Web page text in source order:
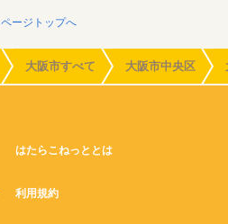
ページトップへ
大阪市すべて 大阪市中央区
はたらこねっととは
利用規約